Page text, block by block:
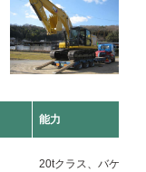
能力
20tクラス、バケット